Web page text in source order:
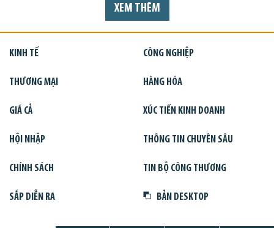
XEM THÊM
KINH TẾ CÔNG NGHIỆP
THƯƠNG MẠI HÀNG HÓA
GIÁ CẢ XÚC TIẾN KINH DOANH
HỘI NHẬP THÔNG TIN CHUYÊN SÂU
CHÍNH SÁCH TIN BỘ CÔNG THƯƠNG
SẮP DIỄN RA BẢN DESKTOP